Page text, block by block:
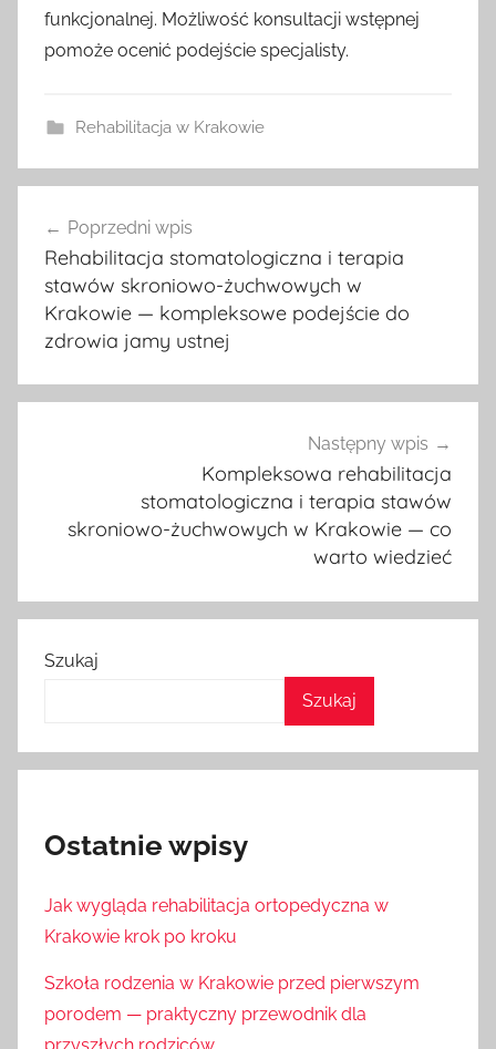
funkcjonalnej. Możliwość konsultacji wstępnej
pomoże ocenić podejście specjalisty.
Rehabilitacja w Krakowie
wpisu
Poprzedni wpis
Rehabilitacja stomatologiczna i terapia
stawów skroniowo-żuchwowych w
Krakowie — kompleksowe podejście do
zdrowia jamy ustnej
Następny wpis
Kompleksowa rehabilitacja
stomatologiczna i terapia stawów
skroniowo-żuchwowych w Krakowie — co
warto wiedzieć
Szukaj
Szukaj
Ostatnie wpisy
Jak wygląda rehabilitacja ortopedyczna w
Krakowie krok po kroku
Szkoła rodzenia w Krakowie przed pierwszym
porodem — praktyczny przewodnik dla